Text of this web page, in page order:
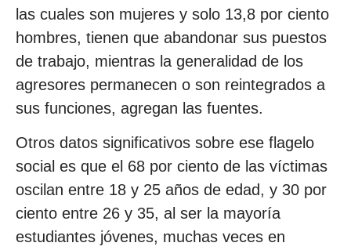
las cuales son mujeres y solo 13,8 por ciento
hombres, tienen que abandonar sus puestos
de trabajo, mientras la generalidad de los
agresores permanecen o son reintegrados a
sus funciones, agregan las fuentes.
Otros datos significativos sobre ese flagelo
social es que el 68 por ciento de las víctimas
oscilan entre 18 y 25 años de edad, y 30 por
ciento entre 26 y 35, al ser la mayoría
estudiantes jóvenes, muchas veces en